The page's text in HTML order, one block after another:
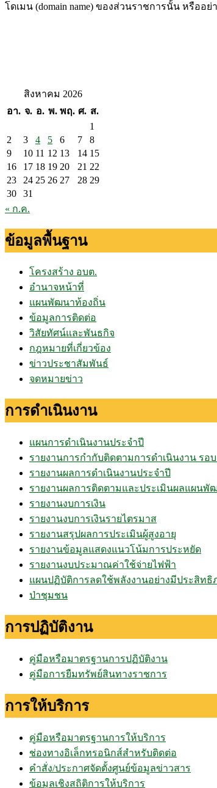
โดเมน (domain name) ของส่วนราชการนั้น หรือ
สิงหาคม 2026
อา. จ. อ. พ. พฤ. ศ. ส.
1
2
3 4 5 6 7
8
9
10 11 12 13 14 15
16
17 18 19 20 21 22
23
24 25 26 27 28 29
30
31
« ก.ค.
ข้อมูลพื้นฐาน
โครงสร้าง อบต.
อำนาจหน้าที่
แผนพัฒนาท้องถิ่น
ข้อมูลการติดต่อ
วิสัยทัศน์และพันธกิจ
กฎหมายที่เกี่ยวข้อง
ข่าวประชาสัมพันธ์
จดหมายข่าว
การดำเนินงาน
แผนการดำเนินงานประจำปี
รายงานการกำกับติดตามการดำเนินงาน รอบ
รายงานผลการดำเนินงานประจำปี
รายงานผลการติดตามและประเมินผลแผนพั
รายงานงบการเงิน
รายงานงบการเงินรายไตรมาส
รายงานสรุปผลการประเมินผู้สูงอายุ
รายงานข้อมูลแสดงแนวโน้มการประหยัด
รายงานงบประมาณค่าใช้จ่ายไฟฟ้า
แผนปฏิบัติการลดใช้พลังงานอย่างมีประสิทธิ
ป่าชุมชน
การปฏิบัติงาน
คู่มือหรือมาตรฐานการปฏิบัติงาน
คู่มือการยืมทรัพย์สินทางราชการ
การให้บริการ
คู่มือหรือมาตรฐานการให้บริการ
ช่องทางอิเล็กทรอนิกส์สำหรับติดต่อ
คำสั่ง/ประกาศจัดตั้งศูนย์ข้อมูลข่าวสาร
ข้อมูลเชิงสถิติการให้บริการ